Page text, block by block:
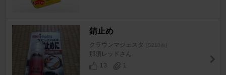
錆止め
クラウンマジェスタ [S210系]
那須レッドさん
13
1